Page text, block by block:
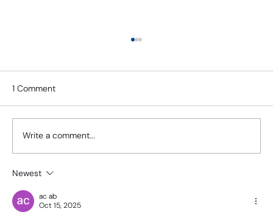
Leasing oder Kauf: Was ist die beste
Lösung für Ihren Fuhrpark?
1 Comment
Write a comment...
Newest
ac ab
Oct 15, 2025